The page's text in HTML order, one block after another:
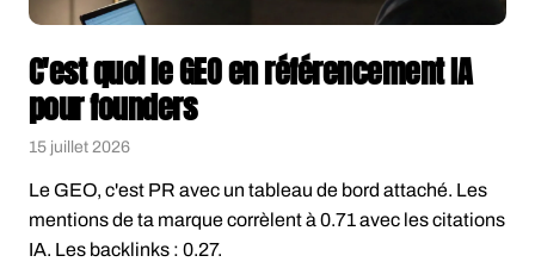
C'est quoi le GEO en référencement IA
pour founders
15 juillet 2026
Le GEO, c'est PR avec un tableau de bord attaché. Les
mentions de ta marque corrèlent à 0.71 avec les citations
IA. Les backlinks : 0.27.